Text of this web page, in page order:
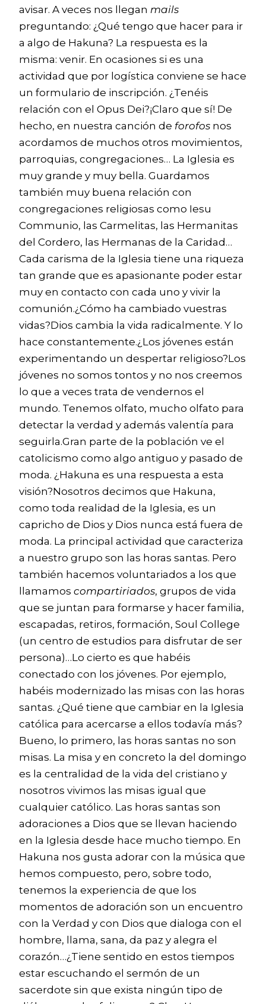
avisar. A veces nos llegan mails
preguntando: ¿Qué tengo que hacer para ir
a algo de Hakuna? La respuesta es la
misma: venir. En ocasiones si es una
actividad que por logística conviene se hace
un formulario de inscripción. ¿Tenéis
relación con el Opus Dei?¡Claro que sí! De
hecho, en nuestra canción de forofos nos
acordamos de muchos otros movimientos,
parroquias, congregaciones… La Iglesia es
muy grande y muy bella. Guardamos
también muy buena relación con
congregaciones religiosas como Iesu
Communio, las Carmelitas, las Hermanitas
del Cordero, las Hermanas de la Caridad…
Cada carisma de la Iglesia tiene una riqueza
tan grande que es apasionante poder estar
muy en contacto con cada uno y vivir la
comunión.¿Cómo ha cambiado vuestras
vidas?Dios cambia la vida radicalmente. Y lo
hace constantemente.¿Los jóvenes están
experimentando un despertar religioso?Los
jóvenes no somos tontos y no nos creemos
lo que a veces trata de vendernos el
mundo. Tenemos olfato, mucho olfato para
detectar la verdad y además valentía para
seguirla.Gran parte de la población ve el
catolicismo como algo antiguo y pasado de
moda. ¿Hakuna es una respuesta a esta
visión?Nosotros decimos que Hakuna,
como toda realidad de la Iglesia, es un
capricho de Dios y Dios nunca está fuera de
moda. La principal actividad que caracteriza
a nuestro grupo son las horas santas. Pero
también hacemos voluntariados a los que
llamamos compartiriados, grupos de vida
que se juntan para formarse y hacer familia,
escapadas, retiros, formación, Soul College
(un centro de estudios para disfrutar de ser
persona)…Lo cierto es que habéis
conectado con los jóvenes. Por ejemplo,
habéis modernizado las misas con las horas
santas. ¿Qué tiene que cambiar en la Iglesia
católica para acercarse a ellos todavía más?
Bueno, lo primero, las horas santas no son
misas. La misa y en concreto la del domingo
es la centralidad de la vida del cristiano y
nosotros vivimos las misas igual que
cualquier católico. Las horas santas son
adoraciones a Dios que se llevan haciendo
en la Iglesia desde hace mucho tiempo. En
Hakuna nos gusta adorar con la música que
hemos compuesto, pero, sobre todo,
tenemos la experiencia de que los
momentos de adoración son un encuentro
con la Verdad y con Dios que dialoga con el
hombre, llama, sana, da paz y alegra el
corazón…¿Tiene sentido en estos tiempos
estar escuchando el sermón de un
sacerdote sin que exista ningún tipo de